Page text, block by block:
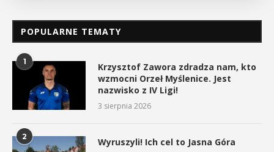
POPULARNE TEMATY
1
Krzysztof Zawora zdradza nam, kto
wzmocni Orzeł Myślenice. Jest
nazwisko z IV Ligi!
3 sierpnia 2026
2 Wyruszyli! Ich cel to Jasna Góra